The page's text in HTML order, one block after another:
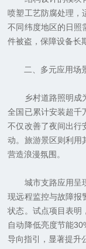
喷塑工艺防腐处理，
不同纬度地区的日照
件被盗，保障设备长
二、多元应用场
乡村道路照明成为
全国已累计安装超千
不仅改善了夜间出行
动。旅游景区则利用
营造浪漫氛围。
城市支路应用呈现
现远程监控与故障报
状态。试点项目表明
自动降低亮度节能
导向指引，显著提升